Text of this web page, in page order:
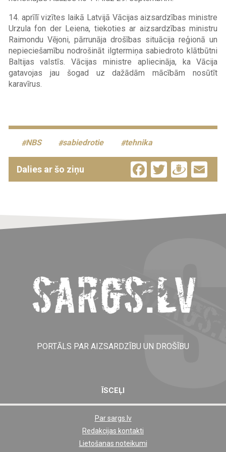
14. aprīlī vizītes laikā Latvijā Vācijas aizsardzības ministre
Urzula fon der Leiena, tiekoties ar aizsardzības ministru
Raimondu Vējoni, pārrunāja drošības situācija reģionā un
nepieciešamību nodrošināt ilgtermiņa sabiedroto klātbūtni
Baltijas valstīs. Vācijas ministre apliecināja, ka Vācija
gatavojas jau šogad uz dažādām mācībām nosūtīt
karavīrus.
NBS sabiedrotie tehnika
Dalies ar šo ziņu Facebook
Twitter
PORTĀLS PAR AIZSARDZĪBU UN DROŠĪBU
ĪSCEĻI
Par sargs.lv
Redakcijas kontakti
Lietošanas noteikumi